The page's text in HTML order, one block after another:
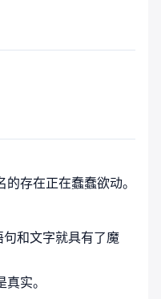
存在正在蠢蠢欲动。
句和文字就具有了魔
实。